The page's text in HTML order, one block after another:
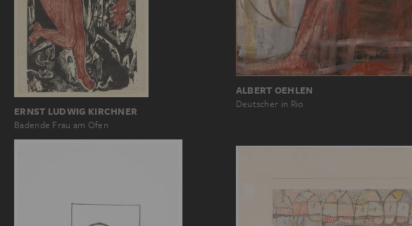
ERNST LUDWIG KIRCHNER
Badende Frau am Ofen
ALBERT OEHLEN
Deutscher in Rio